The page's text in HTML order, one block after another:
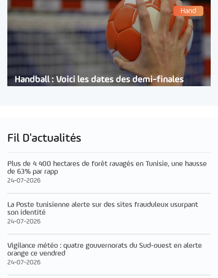
Hand
Handball : Voici les dates des demi-finales
Fil D'actualités
Plus de 4 400 hectares de forêt ravagés en Tunisie, une hausse
de 63% par rapp
24-07-2026
La Poste tunisienne alerte sur des sites frauduleux usurpant
son identité
24-07-2026
Vigilance météo : quatre gouvernorats du Sud-ouest en alerte
orange ce vendred
24-07-2026